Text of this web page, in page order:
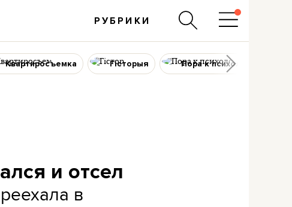
РУБРИКИ
Квартиросъемка Гісторыя Пора к психологу
и отсел
в